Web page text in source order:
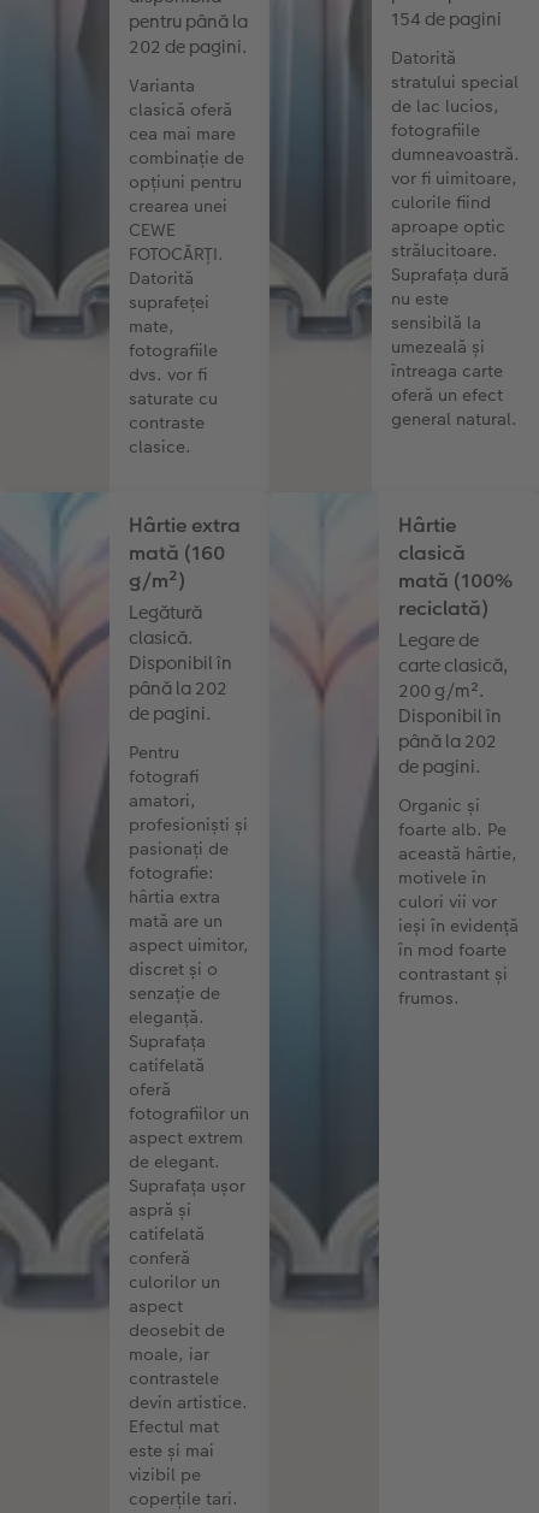
pentru până la
202 de pagini.
Varianta
clasică oferă
cea mai mare
combinație de
opțiuni pentru
crearea unei
CEWE
FOTOCĂRȚI.
Datorită
suprafeței
mate,
fotografiile
dvs. vor fi
saturate cu
contraste
clasice.
154 de pagini
Datorită
stratului special
de lac lucios,
fotografiile
dumneavoastră.
vor fi uimitoare,
culorile fiind
aproape optic
strălucitoare.
Suprafața dură
nu este
sensibilă la
umezeală și
întreaga carte
oferă un efect
general natural.
Hârtie extra
mată (160
g/m²)
Legătură
clasică.
Disponibil în
până la 202
de pagini.
Pentru
fotografi
amatori,
profesioniști și
pasionați de
fotografie:
hârtia extra
mată are un
aspect uimitor,
discret și o
senzație de
eleganță.
Suprafața
catifelată
oferă
fotografiilor un
aspect extrem
de elegant.
Suprafața ușor
aspră și
catifelată
conferă
culorilor un
aspect
deosebit de
moale, iar
contrastele
devin artistice.
Efectul mat
este și mai
vizibil pe
coperțile tari.
Hârtie
clasică
mată (100%
reciclată)
Legare de
carte clasică,
200 g/m².
Disponibil în
până la 202
de pagini.
Organic și
foarte alb. Pe
această hârtie,
motivele în
culori vii vor
ieși în evidență
în mod foarte
contrastant și
frumos.